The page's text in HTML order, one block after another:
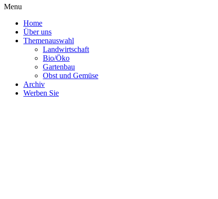
Menu
Home
Über uns
Themenauswahl
Landwirtschaft
Bio/Öko
Gartenbau
Obst und Gemüse
Archiv
Werben Sie